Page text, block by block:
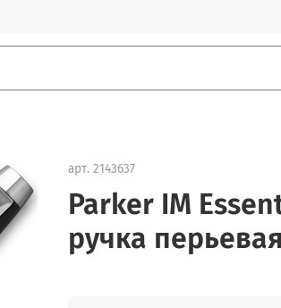
арт. 2143637
Parker IM
ручка